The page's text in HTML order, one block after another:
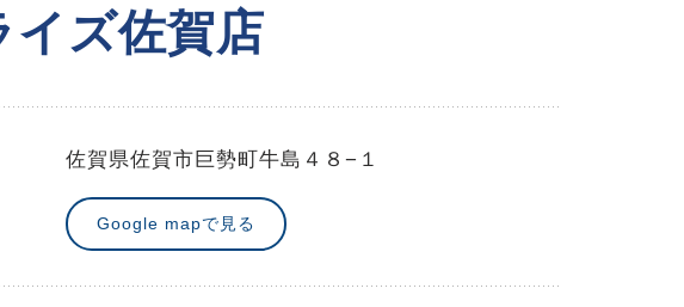
イズ佐賀店
佐賀県佐賀市巨勢町牛島４８−１
Google mapで見る